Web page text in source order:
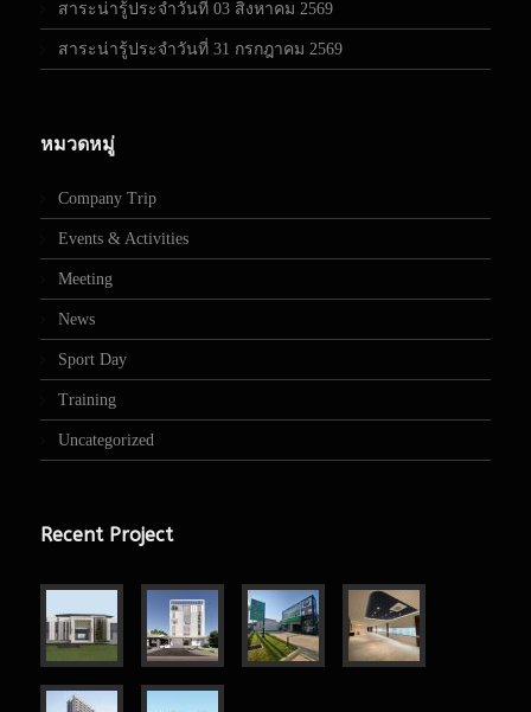
สาระน่ารู้ประจำวันที่ 03 สิงหาคม 2569
สาระน่ารู้ประจำวันที่ 31 กรกฎาคม 2569
หมวดหมู่
Company Trip
Events & Activities
Meeting
News
Sport Day
Training
Uncategorized
Recent Project